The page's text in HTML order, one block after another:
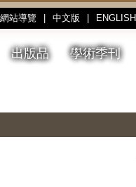
網站導覽 中文版 ENGLISH
出版品 學術季刊